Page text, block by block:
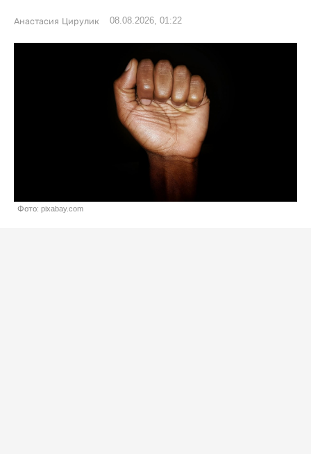
Анастасия Цирулик 08.08.2026, 01:22
Фото: pixabay.com